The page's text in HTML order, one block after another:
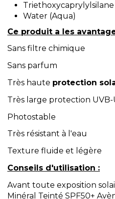
Triethoxycaprylylsilane
Water (Aqua)
Ce produit a les
Sans filtre chimique
Sans parfum
Très haute protection
Très large protection UVB-
Photostable
Très résistant à l'eau
Texture fluide et légère
Conseils d'utilisation :
Avant toute exposition
Minéral Teinté SPF50+